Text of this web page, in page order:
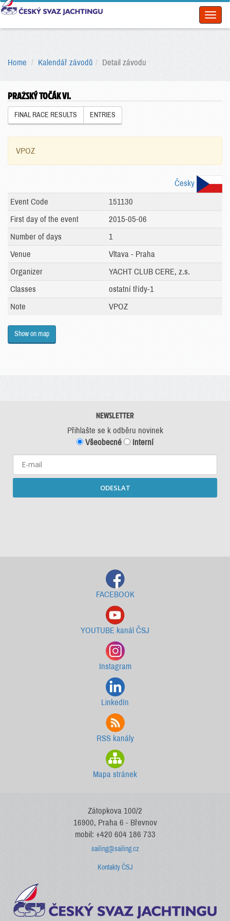
Home Kalendář závodů Detail závodu
PRAŽSKÝ TOČÁK VI.
FINAL RACE RESULTS ENTRIES
VPOZ
Česky
Event Code
151130
First day of the event
2015-05-06
Number of days
1
Venue
Vltava - Praha
Organizer
YACHT CLUB CERE, z.s.
Classes
ostatní třídy-1
Note
VPOZ
Show on map
NEWSLETTER
Přihlašte se k odběru novinek
Všeobecné
Interní
ODESLAT
FACEBOOK
YOUTUBE kanál ČSJ
Instagram
LinkedIn
RSS kanály
Mapa stránek
Zátopkova 100/2
16900, Praha 6 - Břevnov
mobil: +420 604 186 733
sailing@sailing.cz
Kontakty ČSJ